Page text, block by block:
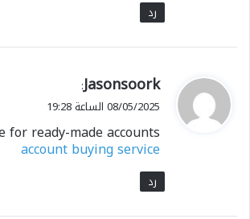
رد
ي
ق
ل
Jasonsoork
:
08/05/2025 الساعة 19:28
for ready-made accounts
account buying service
رد